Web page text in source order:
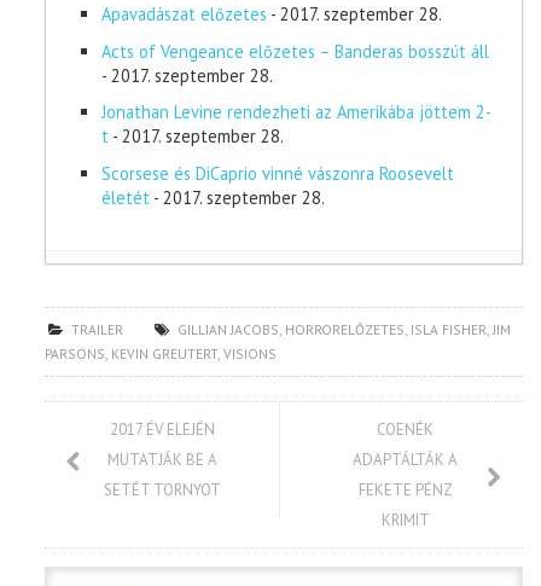
Apavadászat előzetes - 2017. szeptember 28.
Acts of Vengeance előzetes – Banderas bosszút áll
- 2017. szeptember 28.
Jonathan Levine rendezheti az Amerikába jöttem 2-
t - 2017. szeptember 28.
Scorsese és DiCaprio vinné vászonra Roosevelt
életét - 2017. szeptember 28.
TRAILER GILLIAN JACOBS, HORRORELŐZETES, ISLA FISHER,JIM
PARSONS, KEVIN GREUTERT,VISIONS
2017 ÉV ELEJÉN
MUTATJÁK BE A
SETÉT TORNYOT
COENÉK
ADAPTÁLTÁK A
FEKETE PÉNZ
KRIMIT